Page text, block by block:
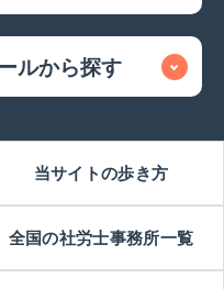
ルから探す
当サイトの歩き方
全国の社労士事務所一覧